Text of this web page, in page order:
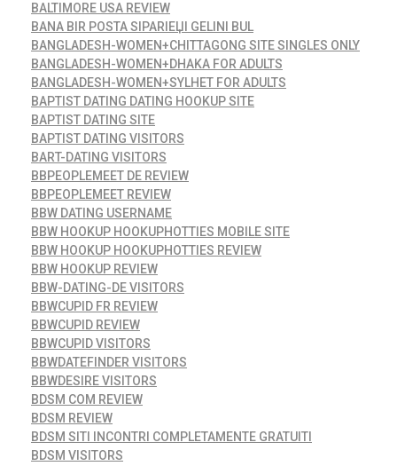
BALTIMORE USA REVIEW
BANA BIR POSTA SIPARIЕЏI GELINI BUL
BANGLADESH-WOMEN+CHITTAGONG SITE SINGLES ONLY
BANGLADESH-WOMEN+DHAKA FOR ADULTS
BANGLADESH-WOMEN+SYLHET FOR ADULTS
BAPTIST DATING DATING HOOKUP SITE
BAPTIST DATING SITE
BAPTIST DATING VISITORS
BART-DATING VISITORS
BBPEOPLEMEET DE REVIEW
BBPEOPLEMEET REVIEW
BBW DATING USERNAME
BBW HOOKUP HOOKUPHOTTIES MOBILE SITE
BBW HOOKUP HOOKUPHOTTIES REVIEW
BBW HOOKUP REVIEW
BBW-DATING-DE VISITORS
BBWCUPID FR REVIEW
BBWCUPID REVIEW
BBWCUPID VISITORS
BBWDATEFINDER VISITORS
BBWDESIRE VISITORS
BDSM COM REVIEW
BDSM REVIEW
BDSM SITI INCONTRI COMPLETAMENTE GRATUITI
BDSM VISITORS